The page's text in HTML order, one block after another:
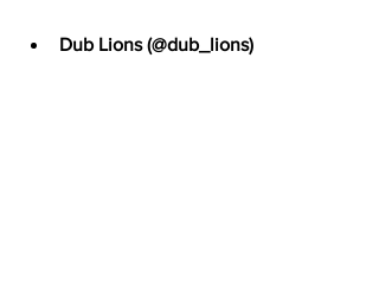
Dub Lions (@dub_lions)